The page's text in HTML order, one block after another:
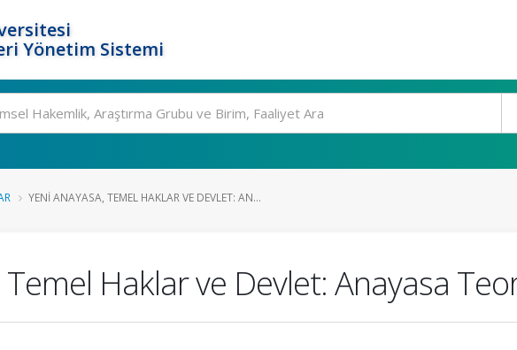
Yönetim Sistemi
YENI ANAYASA, TEMEL HAKLAR VE DEVLET: AN...
Haklar ve Devlet: Anayasa